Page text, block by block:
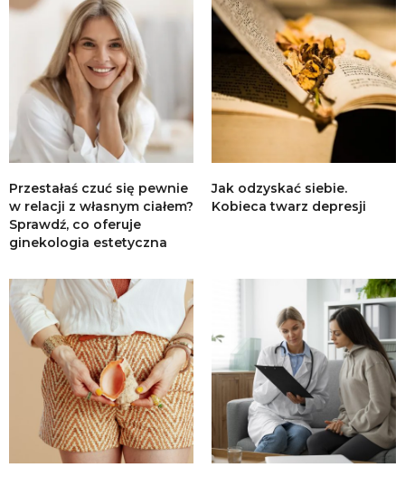
Przestałaś czuć się pewnie
w relacji z własnym ciałem?
Sprawdź, co oferuje
ginekologia estetyczna
Jak odzyskać siebie.
Kobieca twarz depresji